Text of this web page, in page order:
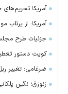
آمریکا تحریم‌های
آمریکا: از
جزئیات طرح
کویت دستور
ضرغامی: تغییر
زنوزق؛ نگین